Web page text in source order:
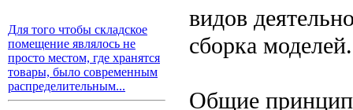
Для того чтобы складское
помещение являлось не
просто местом, где хранятся
товары, было современным
распределительным...
видов
сборка моделей.
Общие